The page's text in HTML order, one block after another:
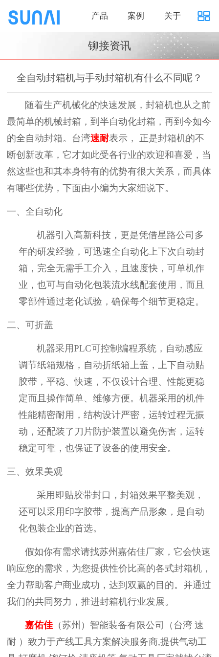
产品 案例 关于
铆接资讯
全自动封箱机与手动封箱机有什么不同呢？
随着生产机械化的快速发展，封箱机也从之前
最简单的机械封箱，到半自动化封箱，再到今如今
的全自动封箱。 台湾速耐表示，
正是封箱机的不
断创新改革，它才如此受各行业的欢迎和喜爱，当
然这些也和其本身特有的优势有很大关系，而具体
有哪些优势，下面由小编为大家细说下。
一、 全自动化
机器引入高新科技，更是凭借星路公司多
年的研发经验，可迅速全自动化上下次自动封
箱，完全无需手工介入，且速度快，可单机作
业，也可与自动化包装流水线配套使用，而且
零部件通过老化试验，确保每个细节更稳定。
二、 可折盖
机器采用PLC可控制编程系统，自动感应
调节纸箱规格，自动折纸箱上盖，上下自动贴
胶带 ，平稳、快速，不仅设计合理、性能更稳
定而且操作简单、维修方便。机器采用的机件
性能精密耐用，结构设计严密，运转过程无振
动，还配装了刀片防护装置以避免伤害，运转
稳定可靠，也保证了设备的使用安全。
三、 效果美观
采用即贴胶带封口，封箱效果平整美观，
还可以采用印字胶带，提高产品形象，是自动
化包装企业的首选。
假如你有需求请找苏州嘉佑佳厂家，它会快速
响应您的需求，为您提供性价比高的各式封箱机，
全力帮助客户商业成功，达到双赢的目的。并通过
我们的共同努力，推进封箱机行业发展。
嘉佑佳 （苏州）智能装备有限公司（台湾 速
耐 ）致力于产线工具方案解决服务商,提供气动工